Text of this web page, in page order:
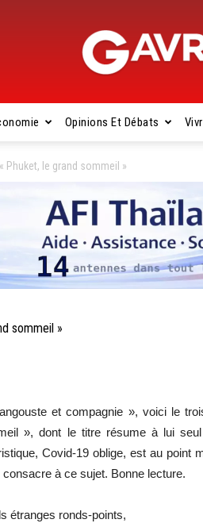
Opinions Et Débats
Phuket, le grand sommeil »
sommeil »
et compagnie », voici le
», dont le titre résume à lui
Covid-19 oblige, est au point
à ce sujet. Bonne lecture.
étranges ronds-points,